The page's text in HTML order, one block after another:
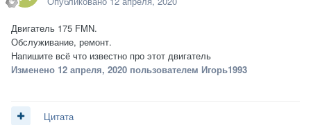
Двигатель 175 FMN.
Обслуживание, ремонт.
Напишите всё что известно про этот двигатель
Изменено 12 апреля, 2020 пользователем Игорь1993
Цитата